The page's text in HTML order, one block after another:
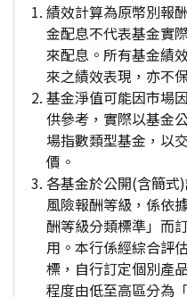
績效計算為原幣別報
金配息不代表基金實
來配息。所有基金績
來之績效表現，亦不
基金淨值可能因市場
供參考，實際以基金
場指數類型基金，以
價。
各基金於公開(含簡式
風險報酬等級，係依
酬等級分類標準」而
用。本行係經綜合評
標，自行訂定個別產
程度由低至高區分為